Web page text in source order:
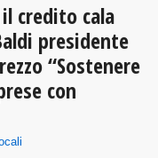
credito cala
presidente
“Sostenere
con